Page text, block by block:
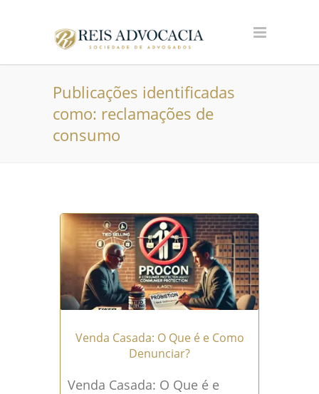
Publicações identificadas
como: reclamações de
consumo
Venda Casada: O Que é e Como
Denunciar?
Venda Casada: O Que é e